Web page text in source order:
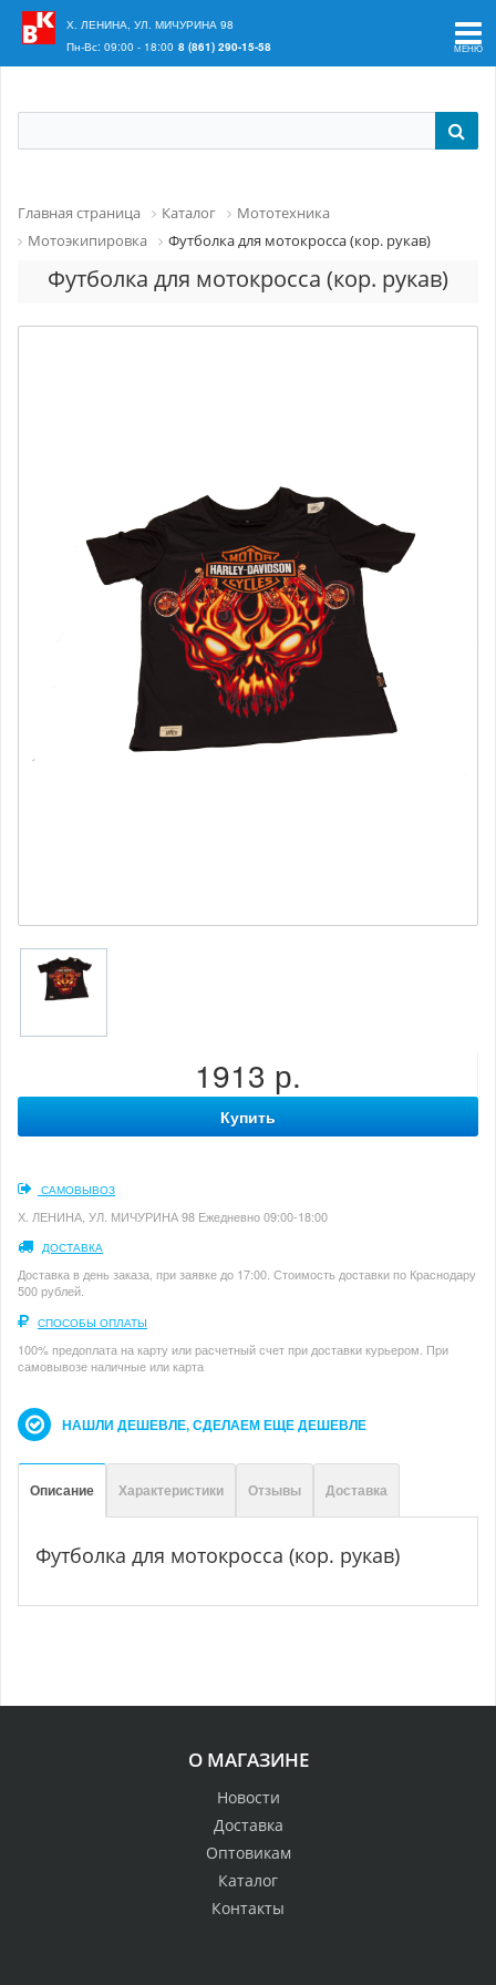
Ваш регион:
Х. ЛЕНИНА, УЛ. МИЧУРИНА 98
Пн-Вс: 09:00 - 18:00 8 (861) 290-15-58
Главная страница Каталог
Мототехника
Мотоэкипировка
Футболка для мотокросса (кор. рукав)
Футболка для мотокросса (кор. рукав)
1913 р.
Купить
САМОВЫВОЗ
Х. ЛЕНИНА, УЛ. МИЧУРИНА 98 Ежедневно 09:00-18:00
ДОСТАВКА
Доставка в день заказа, при заявке до 17:00. Стоимость доставки по Краснодару
500 рублей.
СПОСОБЫ ОПЛАТЫ
100% предоплата на карту или расчетный счет при доставки курьером. При
самовывозе наличные или карта
НАШЛИ ДЕШЕВЛЕ, СДЕЛАЕМ ЕЩЕ ДЕШЕВЛЕ
Описание Характеристики Отзывы Доставка
Футболка для мотокросса (кор. рукав)
О МАГАЗИНЕ
Новости
Доставка
Оптовикам
Каталог
Контакты